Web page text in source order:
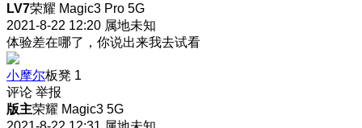
LV7荣耀 Magic3 Pro 5G
2021-8-22 12:20 属地未知
体验差在哪了，你说出来我去试看
小摩尔板凳 1
评论 举报
版主荣耀 Magic3 5G